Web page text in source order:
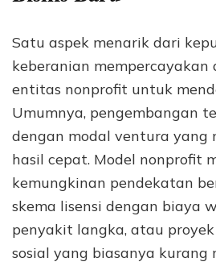
Satu aspek menarik dari
keberanian mempercayakan
entitas nonprofit untuk
Umumnya, pengembangan
dengan modal ventura yang
hasil cepat. Model nonprofit
kemungkinan pendekatan
skema lisensi dengan biaya
penyakit langka, atau
sosial yang biasanya kurang